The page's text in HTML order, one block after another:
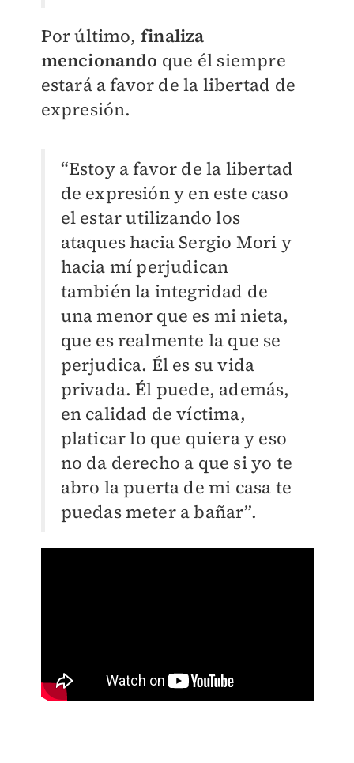
Por último, finaliza
mencionando que él siempre
estará a favor de la libertad de
expresión.
“Estoy a favor de la libertad
de expresión y en este caso
el estar utilizando los
ataques hacia Sergio Mori y
hacia mí perjudican
también la integridad de
una menor que es mi nieta,
que es realmente la que se
perjudica. Él es su vida
privada. Él puede, además,
en calidad de víctima,
platicar lo que quiera y eso
no da derecho a que si yo te
abro la puerta de mi casa te
puedas meter a bañar”.